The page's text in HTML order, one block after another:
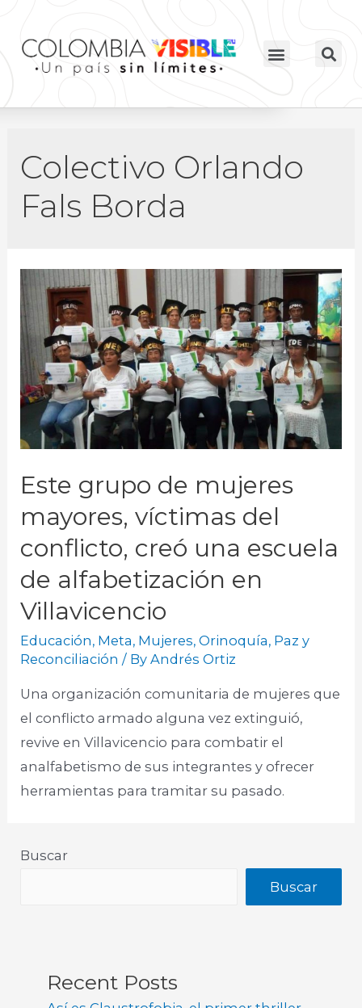
Colectivo Orlando
Fals Borda
Este grupo de mujeres
mayores, víctimas del
conflicto, creó una escuela
de alfabetización en
Villavicencio
Educación, Meta, Mujeres,Orinoquía, Paz y
Reconciliación / ByAndrés Ortiz
Una organización comunitaria de mujeres que
el conflicto armado alguna vez extinguió,
revive en Villavicencio para combatir el
analfabetismo de sus integrantes y ofrecer
herramientas para tramitar su pasado.
Buscar
Buscar
Recent Posts